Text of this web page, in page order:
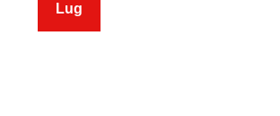
Lug